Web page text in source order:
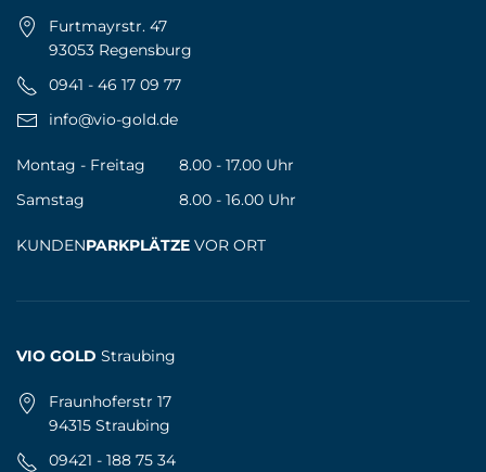
Furtmayrstr. 47
93053 Regensburg
0941 - 46 17 09 77
info@vio-gold.de
Montag - Freitag
8.00 - 17.00 Uhr
Samstag
8.00 - 16.00 Uhr
KUNDENPARKPLÄTZE VOR ORT
VIO GOLD Straubing
Fraunhoferstr 17
94315 Straubing
09421 - 188 75 34